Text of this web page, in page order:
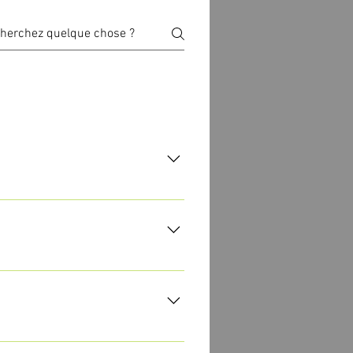
pour réparer
sans utilisation de spray et